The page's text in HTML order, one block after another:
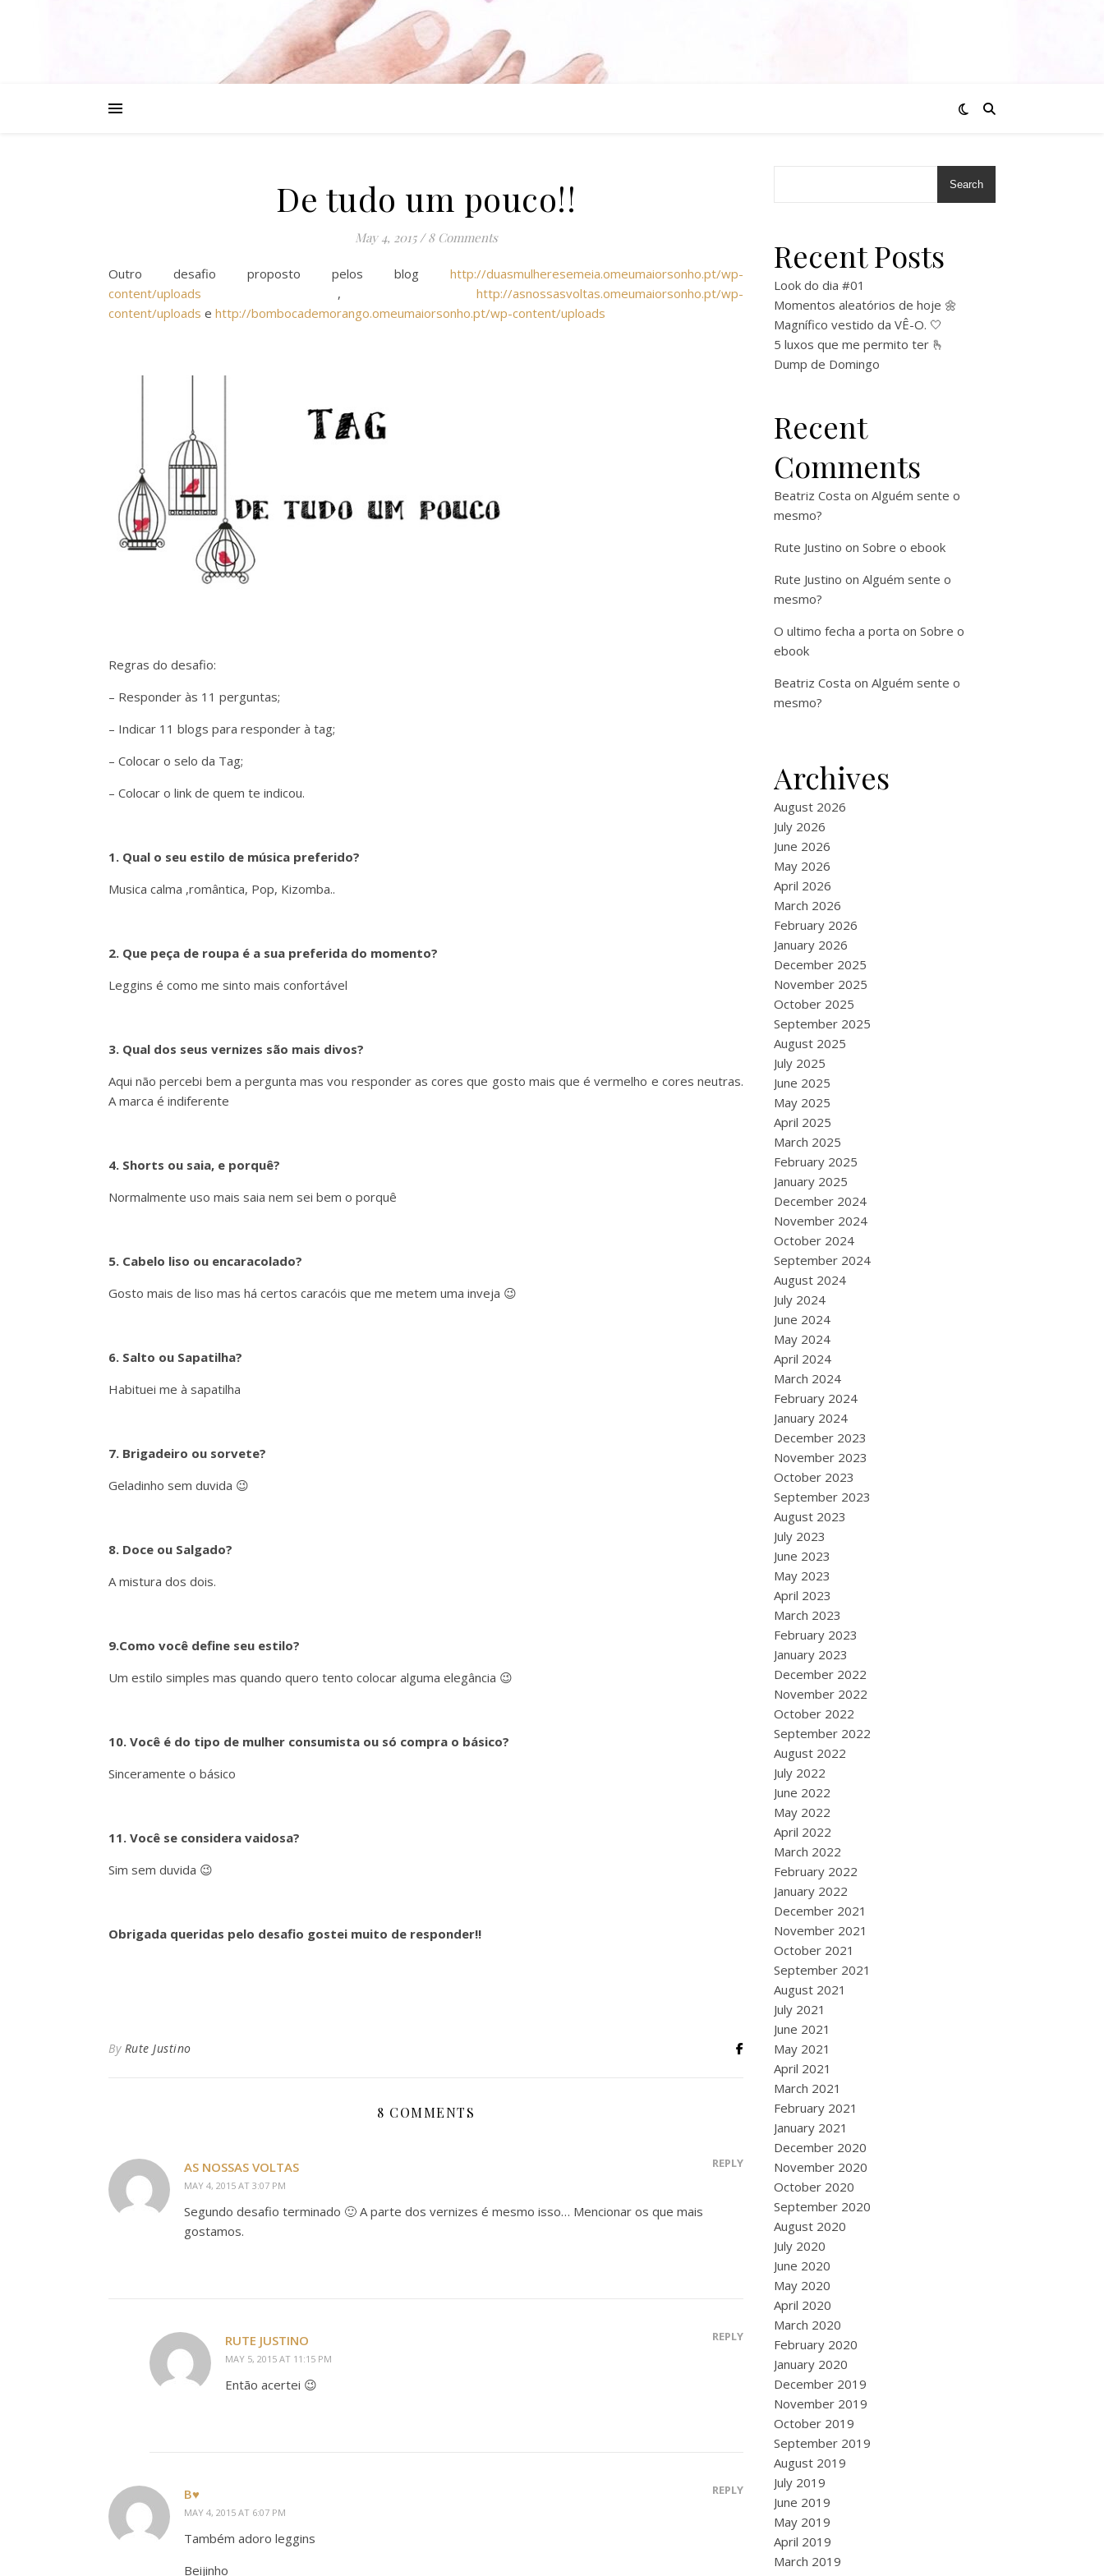
De tudo um pouco!!
May 4, 2015 / 8 Comments
Outro desafio proposto pelos blog http://duasmulheresemeia.omeumaiorsonho.pt/wp-
content/uploads , http://asnossasvoltas.omeumaiorsonho.pt/wp-
content/uploads e http://bombocademorango.omeumaiorsonho.pt/wp-content/uploads
Regras do desafio:
– Responder às 11 perguntas;
– Indicar 11 blogs para responder à tag;
– Colocar o selo da Tag;
– Colocar o link de quem te indicou.
1. Qual o seu estilo de música preferido?
Musica calma ,romântica, Pop, Kizomba..
2. Que peça de roupa é a sua preferida do momento?
Leggins é como me sinto mais confortável
3. Qual dos seus vernizes são mais divos?
Aqui não percebi bem a pergunta mas vou responder as cores que gosto mais que é vermelho e cores neutras.
A marca é indiferente
4. Shorts ou saia, e porquê?
Normalmente uso mais saia nem sei bem o porquê
5. Cabelo liso ou encaracolado?
Gosto mais de liso mas há certos caracóis que me metem uma inveja 😉
6. Salto ou Sapatilha?
Habituei me à sapatilha
7. Brigadeiro ou sorvete?
Geladinho sem duvida 😉
8. Doce ou Salgado?
A mistura dos dois.
9.Como você define seu estilo?
Um estilo simples mas quando quero tento colocar alguma elegância 😉
10. Você é do tipo de mulher consumista ou só compra o básico?
Sinceramente o básico
11. Você se considera vaidosa?
Sim sem duvida 😉
Obrigada queridas pelo desafio gostei muito de responder!!
By Rute Justino
8 COMMENTS
AS NOSSAS VOLTAS
MAY 4, 2015 AT 3:07 PM
REPLY
Segundo desafio terminado 🙂 A parte dos vernizes é mesmo isso… Mencionar os que mais
gostamos.
RUTE JUSTINO
MAY 5, 2015 AT 11:15 PM
REPLY
Então acertei 😉
B♥
MAY 4, 2015 AT 6:07 PM
REPLY
Também adoro leggins
Beijinho
Search
Recent Posts
Look do dia #01
Momentos aleatórios de hoje 🌼
Magnífico vestido da VÊ-O. 🤍
5 luxos que me permito ter 🫰
Dump de Domingo
Recent
Comments
Beatriz Costa on Alguém sente o
mesmo?
Rute Justino on Sobre o ebook
Rute Justino on Alguém sente o
mesmo?
O ultimo fecha a porta on Sobre o
ebook
Beatriz Costa on Alguém sente o
mesmo?
Archives
August 2026
July 2026
June 2026
May 2026
April 2026
March 2026
February 2026
January 2026
December 2025
November 2025
October 2025
September 2025
August 2025
July 2025
June 2025
May 2025
April 2025
March 2025
February 2025
January 2025
December 2024
November 2024
October 2024
September 2024
August 2024
July 2024
June 2024
May 2024
April 2024
March 2024
February 2024
January 2024
December 2023
November 2023
October 2023
September 2023
August 2023
July 2023
June 2023
May 2023
April 2023
March 2023
February 2023
January 2023
December 2022
November 2022
October 2022
September 2022
August 2022
July 2022
June 2022
May 2022
April 2022
March 2022
February 2022
January 2022
December 2021
November 2021
October 2021
September 2021
August 2021
July 2021
June 2021
May 2021
April 2021
March 2021
February 2021
January 2021
December 2020
November 2020
October 2020
September 2020
August 2020
July 2020
June 2020
May 2020
April 2020
March 2020
February 2020
January 2020
December 2019
November 2019
October 2019
September 2019
August 2019
July 2019
June 2019
May 2019
April 2019
March 2019